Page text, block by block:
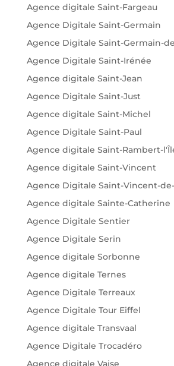
Agence digitale Saint-Fargeau
Agence Digitale Saint-Germain
Agence Digitale Saint-Germain-
Agence Digitale Saint-Irénée
Agence digitale Saint-Jean
Agence Digitale Saint-Just
Agence digitale Saint-Michel
Agence Digitale Saint-Paul
Agence digitale Saint-Rambert-
Agence digitale Saint-Vincent
Agence Digitale Saint-Vincent-
Agence digitale Sainte-Catherine
Agence Digitale Sentier
Agence Digitale Serin
Agence digitale Sorbonne
Agence digitale Ternes
Agence Digitale Terreaux
Agence Digitale Tour Eiffel
Agence digitale Transvaal
Agence Digitale Trocadéro
Agence digitale Vaise